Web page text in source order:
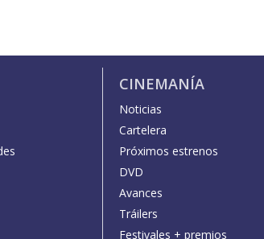
CINEMANÍA
Noticias
Cartelera
Próximos estrenos
DVD
Avances
Tráilers
Festivales + premios